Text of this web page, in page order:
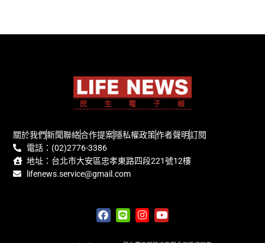
關於我們新聞聯絡合作提案隱私權政策作者聲明訂閱
電話：(02)2776-3386
地址：台北市大安區忠孝東路四段221號12樓
lifenews.service@gmail.com